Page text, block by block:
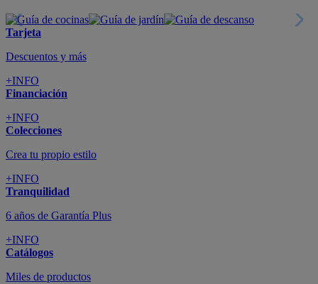
Tarjeta
Descuentos y más
+INFO
Financiación
+INFO
Colecciones
Crea tu propio estilo
+INFO
Tranquilidad
6 años de Garantía Plus
+INFO
Catálogos
Miles de productos